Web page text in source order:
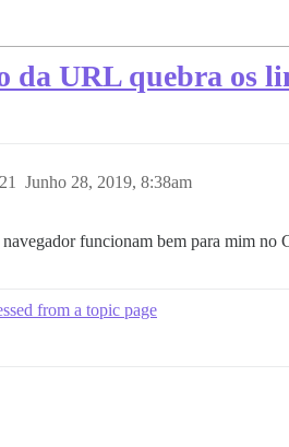
da URL quebra os
Junho 28, 2019, 8:38am
21
funcionam bem para mim no
from a topic page